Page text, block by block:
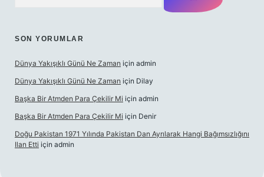
SON YORUMLAR
Dünya Yakışıklı Günü Ne Zaman için admin
Dünya Yakışıklı Günü Ne Zaman için Dilay
Başka Bir Atmden Para Çekilir Mi için admin
Başka Bir Atmden Para Çekilir Mi için Denir
Doğu Pakistan 1971 Yılında Pakistan Dan Ayrılarak Hangi Bağımsızlığını
Ilan Etti için admin